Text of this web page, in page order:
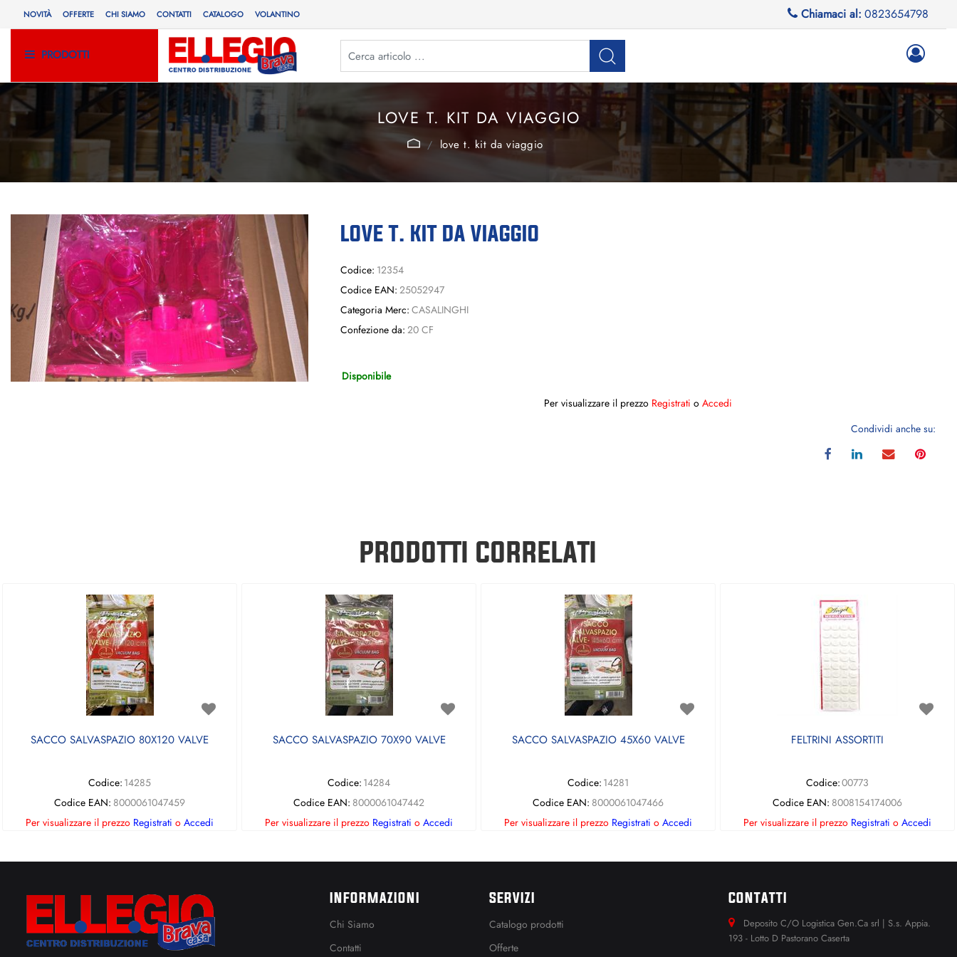
NOVITÀ OFFERTE CHI SIAMO CONTATTI CATALOGO VOLANTINO Chiamaci al: 0823654798
PRODOTTI
LOVE T. KIT DA VIAGGIO
love t. kit da viaggio
LOVE T. KIT DA VIAGGIO
Codice: 12354
Codice EAN: 25052947
Categoria Merc: CASALINGHI
Confezione da: 20 CF
Disponibile
Per visualizzare il prezzo Registrati o Accedi
Condividi anche su:
PRODOTTI CORRELATI
SACCO SALVASPAZIO 80X120 VALVE
Codice: 14285
Codice EAN: 8000061047459
Per visualizzare il prezzo Registrati o Accedi
SACCO SALVASPAZIO 70X90 VALVE
Codice: 14284
Codice EAN: 8000061047442
Per visualizzare il prezzo Registrati o Accedi
SACCO SALVASPAZIO 45X60 VALVE
Codice: 14281
Codice EAN: 8000061047466
Per visualizzare il prezzo Registrati o Accedi
FELTRINI ASSORTITI
Codice:00773
Codice EAN: 8008154174006
Per visualizzare il prezzo Registrati o Accedi
INFORMAZIONI
Chi Siamo
Contatti
SERVIZI
Catalogo prodotti
Offerte
CONTATTI
Deposito C/O Logistica Gen.Ca srl | S.s. Appia.
193 - Lotto D Pastorano Caserta